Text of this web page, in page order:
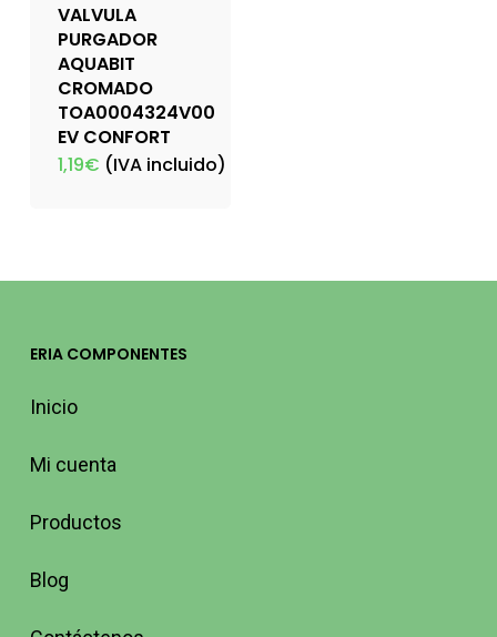
VALVULA
PURGADOR
AQUABIT
CROMADO
TOA0004324V00
EV CONFORT
1,19€ (IVA incluido)
ERIA COMPONENTES
Inicio
Mi cuenta
Productos
Blog